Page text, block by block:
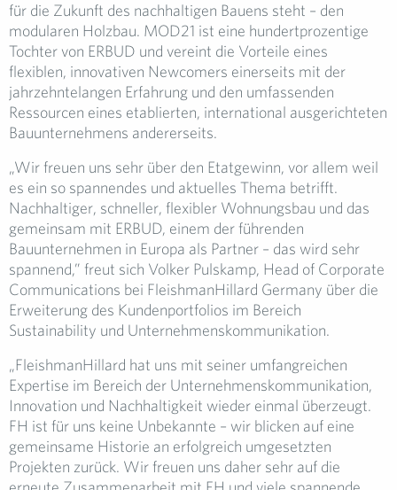
für die Zukunft des nachhaltigen Bauens steht – den
modularen Holzbau. MOD21 ist eine hundertprozentige
Tochter von ERBUD und vereint die Vorteile eines
flexiblen, innovativen Newcomers einerseits mit der
jahrzehntelangen Erfahrung und den umfassenden
Ressourcen eines etablierten, international ausgerichteten
Bauunternehmens andererseits.
„Wir freuen uns sehr über den Etatgewinn, vor allem weil
es ein so spannendes und aktuelles Thema betrifft.
Nachhaltiger, schneller, flexibler Wohnungsbau und das
gemeinsam mit ERBUD, einem der führenden
Bauunternehmen in Europa als Partner – das wird sehr
spannend,” freut sich Volker Pulskamp, Head of Corporate
Communications bei FleishmanHillard Germany über die
Erweiterung des Kundenportfolios im Bereich
Sustainability und Unternehmenskommunikation.
„FleishmanHillard hat uns mit seiner umfangreichen
Expertise im Bereich der Unternehmenskommunikation,
Innovation und Nachhaltigkeit wieder einmal überzeugt.
FH ist für uns keine Unbekannte – wir blicken auf eine
gemeinsame Historie an erfolgreich umgesetzten
Projekten zurück. Wir freuen uns daher sehr auf die